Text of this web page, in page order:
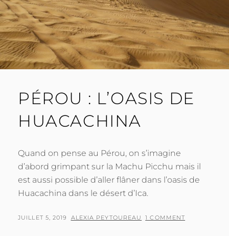
PÉROU : L’OASIS DE
HUACACHINA
Quand on pense au Pérou, on s’imagine
d’abord grimpant sur la Machu Picchu mais il
est aussi possible d’aller flâner dans l’oasis de
Huacachina dans le désert d’Ica.
POSTED
JUILLET 5, 2019 BY
ALEXIA PEYTOUREAU 1 COMMENT